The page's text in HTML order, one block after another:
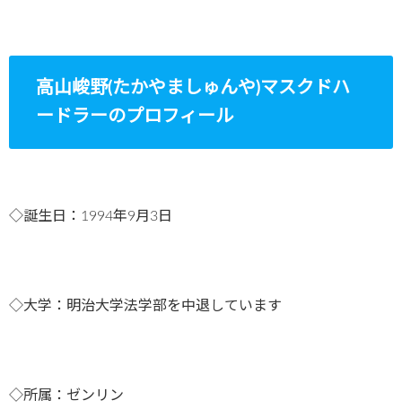
高山峻野(たかやましゅんや)マスクドハ
ードラーのプロフィール
◇誕生日：1994年9月3日
◇大学：明治大学法学部を中退しています
◇所属：ゼンリン